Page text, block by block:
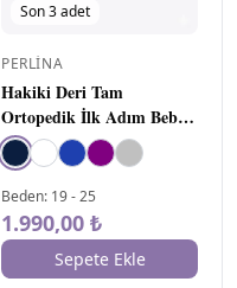
Son3adet
PERLINA
Hakiki Deri Tam
Ortopedik İlk Adım Bebe
Ayakkabı Lacivert
Beden: 19-25
1.990,00 ₺
Sepete Ekle